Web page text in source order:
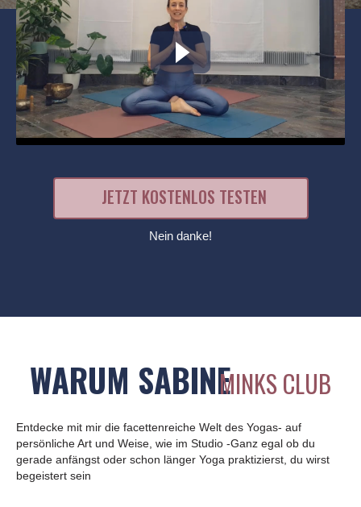
JETZT KOSTENLOS TESTEN
Nein danke!
WARUM SABINEMINKS CLUB
Entdecke mit mir die facettenreiche Welt des Yogas- auf
persönliche Art und Weise, wie im Studio -Ganz egal ob du
gerade anfängst oder schon länger Yoga praktizierst, du wirst
begeistert sein